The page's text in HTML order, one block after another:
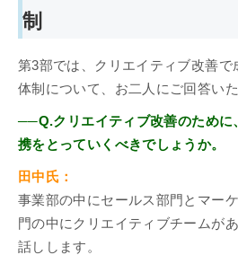
制
第3部では、クリエイティブ改善で
体制について、お二人にご回答いた
──Q.クリエイティブ改善のために
携をとっていくべきでしょうか。
田中氏：
事業部の中にセールス部門とマー
門の中にクリエイティブチームが
話しします。